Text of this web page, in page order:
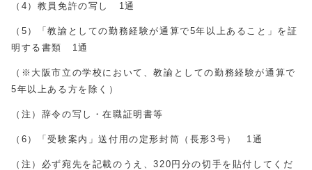
（ 4 ）教員免許の写し 1通
（ 5 ）「教諭としての勤務経験が通算で5年以上あること」を証
明する書類 1通
（※大阪市立の学校において、教諭としての勤務経験が通算で
5年以上ある方を除く）
（注）辞令の写し・在職証明書等
（ 6 ）「受験案内」送付用の定形封筒（長形3号） 1通
（注）必ず宛先を記載のうえ、320 円分の切手を貼付してくだ